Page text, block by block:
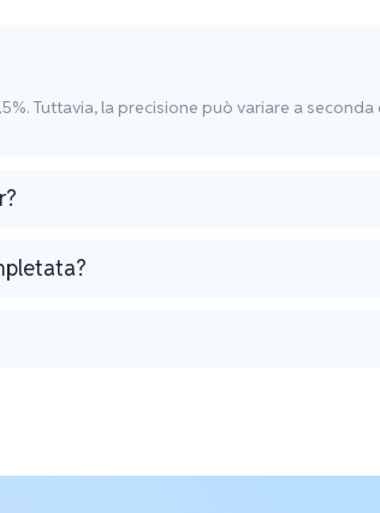
Tuttavia, la precisione può variare a